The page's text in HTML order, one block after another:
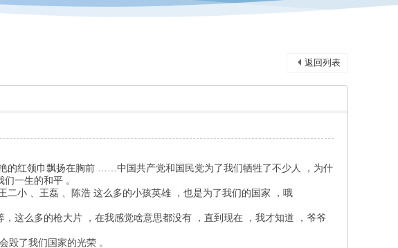
返回列表
红领巾飘扬在胸前 ……中国共产党和国民党为了我们牺牲了不少人 ，为什
一生的和平 。
小 、王磊 、陈浩 这么多的小孩英雄 ，也是为了我们的国家 ，哦
这么多的枪大片 ，在我感觉啥意思都没有 ，直到现在 ，我才知道 ，爷爷
了我们国家的光荣 。